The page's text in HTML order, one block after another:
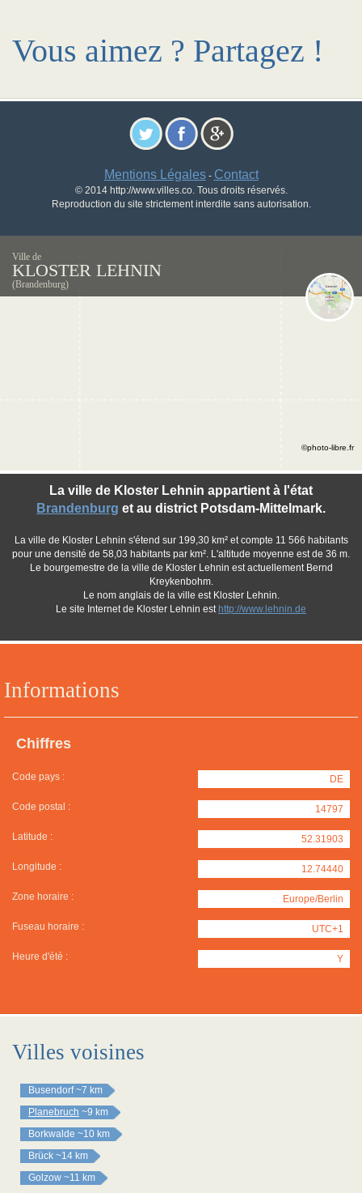
Vous aimez ? Partagez !
Mentions Légales- Contact
© 2014 http://www.villes.co. Tous droits réservés.
Reproduction du site strictement interdite sans autorisation.
Ville de
KLOSTER LEHNIN
(Brandenburg)
Informations
Chiffres
Code pays : DE
Code postal : 14797
Latitude : 52.31903
Longitude : 12.74440
Zone horaire : Europe/Berlin
Fuseau horaire : UTC+1
Heure d'été : Y
La ville de Kloster Lehnin appartient à l'état
Brandenburg et au district Potsdam-Mittelmark.
La ville de Kloster Lehnin s'étend sur 199,30 km² et compte 11 566 habitants
pour une densité de 58,03 habitants par km². L'altitude moyenne est de 36 m.
Le bourgemestre de la ville de Kloster Lehnin est actuellement Bernd
Kreykenbohm.
Le nom anglais de la ville est Kloster Lehnin.
Le site Internet de Kloster Lehnin est http://www.lehnin.de
©photo-libre.fr
Villes voisines
Busendorf ~7 km
Planebruch ~9 km
Borkwalde ~10 km
Brück ~14 km
Golzow ~11 km